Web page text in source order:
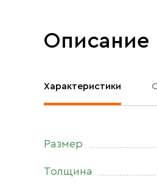
Описание
Характеристики
Размер
Толщина